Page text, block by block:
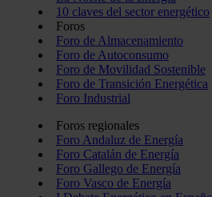
10 claves del sector energético
Foros
Foro de Almacenamiento
Foro de Autoconsumo
Foro de Movilidad Sostenible
Foro de Transición Energética
Foro Industrial
Foros regionales
Foro Andaluz de Energía
Foro Catalán de Energía
Foro Gallego de Energía
Foro Vasco de Energía